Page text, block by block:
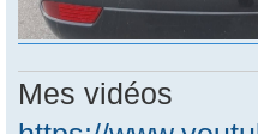
Mes vidéos